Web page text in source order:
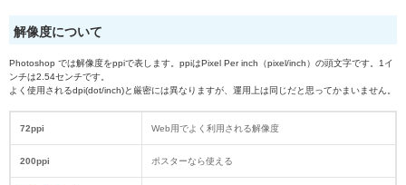
解像度について
Photoshop では解像度をppiで表します。ppiはPixel Per inch（pixel/inch）の頭文字です。1イ
ンチは2.54センチです。
よく使用されるdpi(dot/inch)と厳密には異なりますが、運用上は同じだと思ってかまいません。
72ppi Web用でよく利用される解像度
200ppi ポスターなら使える